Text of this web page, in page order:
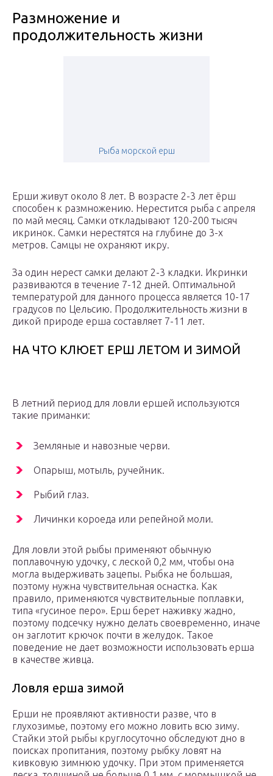
Размножение и
продолжительность жизни
Рыба морской ерш
Ерши живут около 8 лет. В возрасте 2-3 лет ёрш
способен к размножению. Нерестится рыба с апреля
по май месяц. Самки откладывают 120-200 тысяч
икринок. Самки нерестятся на глубине до 3-х
метров. Самцы не охраняют икру.
За один нерест самки делают 2-3 кладки. Икринки
развиваются в течение 7-12 дней. Оптимальной
температурой для данного процесса является 10-17
градусов по Цельсию. Продолжительность жизни в
дикой природе ерша составляет 7-11 лет.
НА ЧТО КЛЮЕТ ЕРШ ЛЕТОМ И ЗИМОЙ
В летний период для ловли ершей используются
такие приманки:
Земляные и навозные черви.
Опарыш, мотыль, ручейник.
Рыбий глаз.
Личинки короеда или репейной моли.
Для ловли этой рыбы применяют обычную
поплавочную удочку, с леской 0,2 мм, чтобы она
могла выдерживать зацепы. Рыбка не большая,
поэтому нужна чувствительная оснастка. Как
правило, применяются чувствительные поплавки,
типа «гусиное перо». Ерш берет наживку жадно,
поэтому подсечку нужно делать своевременно, иначе
он заглотит крючок почти в желудок. Такое
поведение не дает возможности использовать ерша
в качестве живца.
Ловля ерша зимой
Ерши не проявляют активности разве, что в
глухозимье, поэтому его можно ловить всю зиму.
Стайки этой рыбы круглосуточно обследуют дно в
поисках пропитания, поэтому рыбку ловят на
кивковую зимнюю удочку. При этом применяется